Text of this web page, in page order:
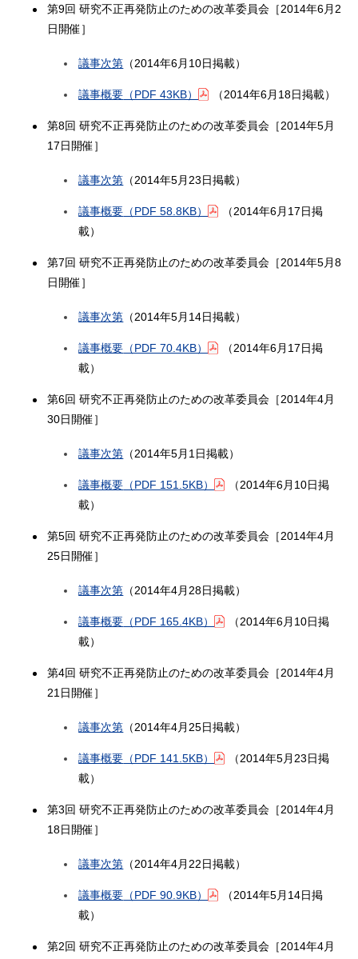
第9回 研究不正再発防止のための改革委員会［2014年6月2
日開催］
議事次第 （2014年6月10日掲載）
議事概要 （PDF 43KB） （2014年6月18日掲載）
第8回 研究不正再発防止のための改革委員会［2014年5月
17日開催］
議事次第 （2014年5月23日掲載）
議事概要 （PDF 58.8KB）
（2014年6月17日掲
載）
第7回 研究不正再発防止のための改革委員会［2014年5月8
日開催］
議事次第 （2014年5月14日掲載）
議事概要 （PDF 70.4KB）
（2014年6月17日掲
載）
第6回 研究不正再発防止のための改革委員会［2014年4月
30日開催］
議事次第 （2014年5月1日掲載）
議事概要 （PDF 151.5KB）
（2014年6月10日掲
載）
第5回 研究不正再発防止のための改革委員会［2014年4月
25日開催］
議事次第 （2014年4月28日掲載）
議事概要 （PDF 165.4KB）
（2014年6月10日掲
載）
第4回 研究不正再発防止のための改革委員会［2014年4月
21日開催］
議事次第 （2014年4月25日掲載）
議事概要 （PDF 141.5KB）
（2014年5月23日掲
載）
第3回 研究不正再発防止のための改革委員会［2014年4月
18日開催］
議事次第 （2014年4月22日掲載）
議事概要 （PDF 90.9KB）
（2014年5月14日掲
載）
第2回 研究不正再発防止のための改革委員会［2014年4月